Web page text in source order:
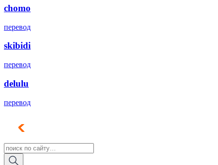
chomo
перевод
skibidi
перевод
delulu
перевод